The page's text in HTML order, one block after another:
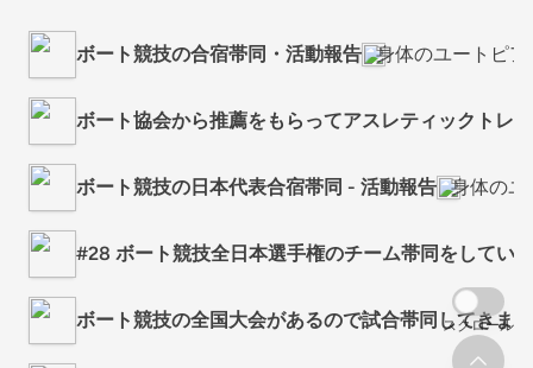
ボート競技の合宿帯同・活動報告 身体のユートピア
ボート協会から推薦をもらってアスレティックトレ
ボート競技の日本代表合宿帯同 - 活動報告 身体のユ
#28 ボート競技全日本選手権のチーム帯同をしてい
ボート競技の全国大会があるので試合帯同してきます
スクロール